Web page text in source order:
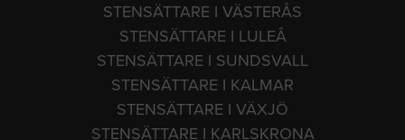
STENSÄTTARE I VÄSTERÅS
STENSÄTTARE I LULEÅ
STENSÄTTARE I SUNDSVALL
STENSÄTTARE I KALMAR
STENSÄTTARE I VÄXJÖ
STENSÄTTARE I KARLSKRONA